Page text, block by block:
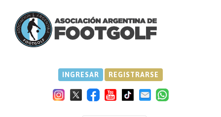
INGRESAR REGISTRARSE